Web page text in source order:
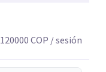
120000COP / sesión